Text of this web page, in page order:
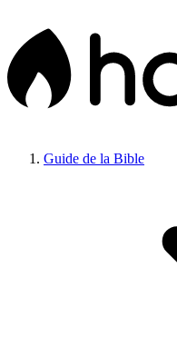
Guide de la Bible